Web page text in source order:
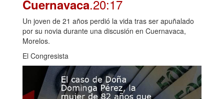
Cuernavaca.20:17
Un joven de 21 años perdió la vida tras ser apuñalado
por su novia durante una discusión en Cuernavaca,
Morelos.
El Congresista